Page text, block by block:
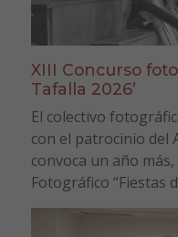
XIII Concurso
Tafalla 2026’
El colectivo
con el patrocinio del
convoca un año
Fotográfico “Fiestas